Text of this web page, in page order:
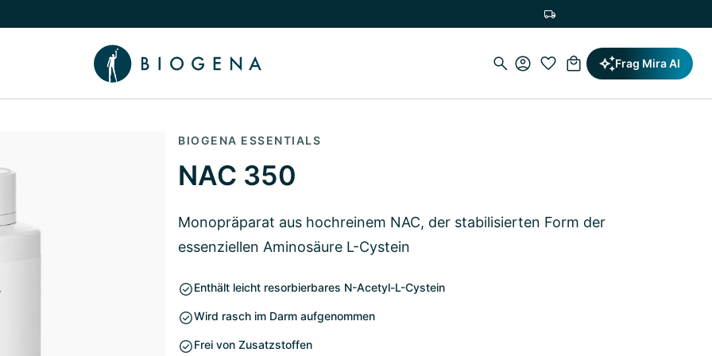
Wissen umschalten Frag Mira AI
BIOGENA ESSENTIALS
NAC 350
Monopräparat aus hochreinem NAC, der stabilisierten Form der
essenziellen Aminosäure L-Cystein
Enthält leicht resorbierbares N-Acetyl-L-Cystein
Wird rasch im Darm aufgenommen
Frei von Zusatzstoffen